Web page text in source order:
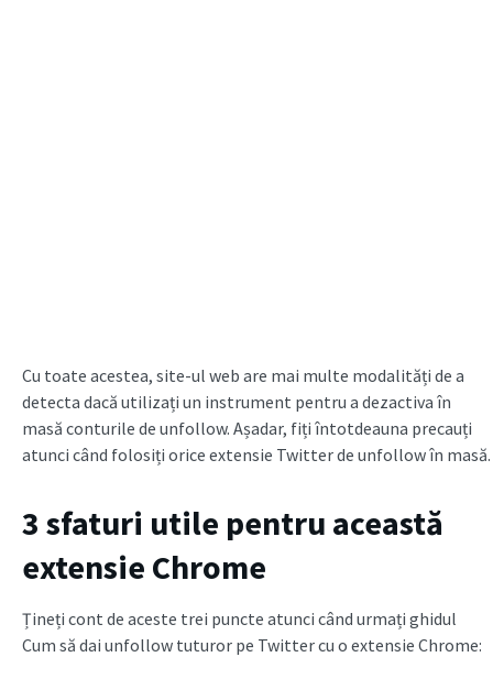
Cu toate acestea, site-ul web are mai multe modalități de a
detecta dacă utilizați un instrument pentru a dezactiva în
masă conturile de unfollow. Așadar, fiți întotdeauna precauți
atunci când folosiți orice extensie Twitter de unfollow în masă.
3 sfaturi utile pentru această
extensie Chrome
Țineți cont de aceste trei puncte atunci când urmați ghidul
Cum să dai unfollow tuturor pe Twitter cu o extensie Chrome: